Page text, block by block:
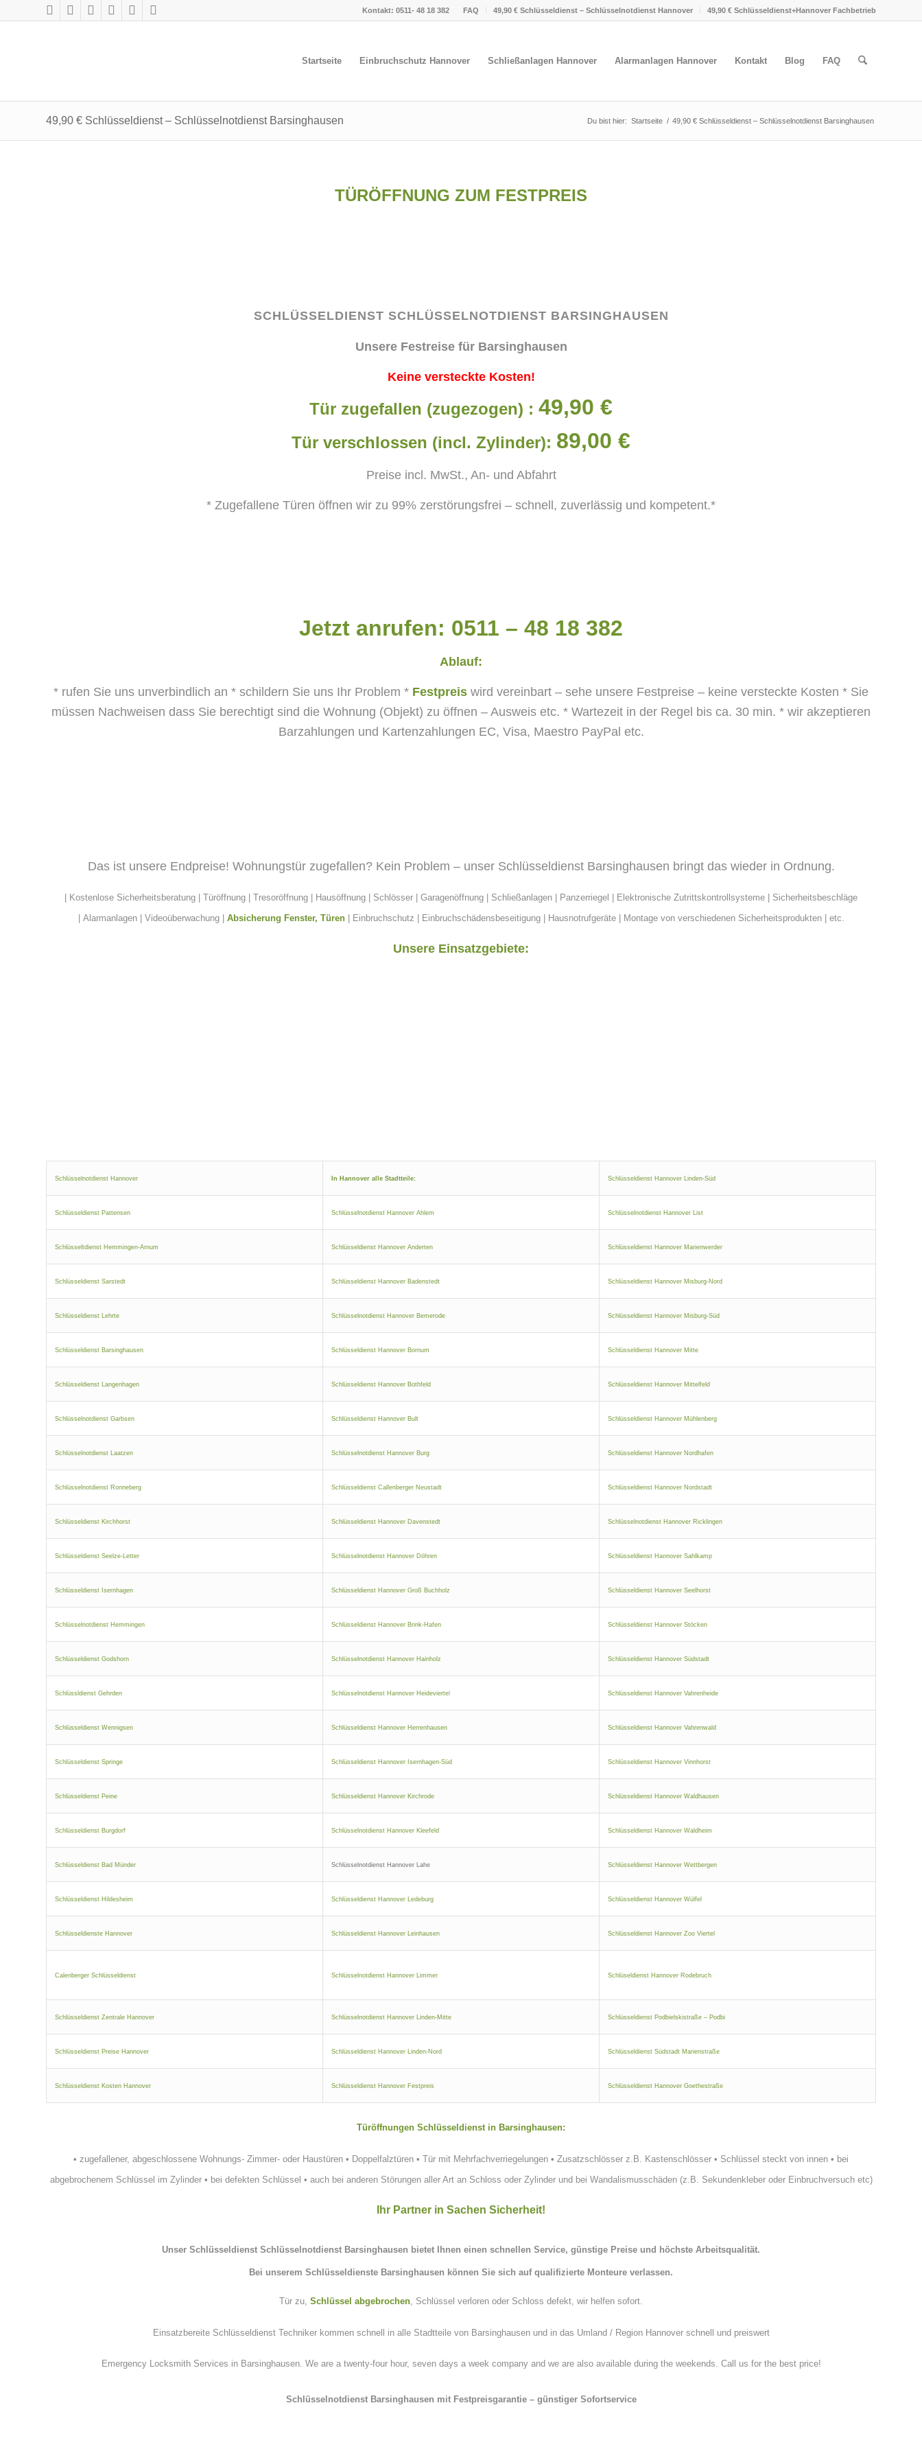
FAQ 49,90 € Schlüsseldienst – Schlüsselnotdienst Hannover 49,90 € Schlüsseldienst+Hannover Fachbetrieb
Kontakt: 0511- 48 18 382
Startseite Einbruchschutz Hannover Schließanlagen Hannover Alarmanlagen Hannover Kontakt Blog FAQ
49,90 € Schlüsseldienst – Schlüsselnotdienst Barsinghausen Du bist hier: Startseite / 49,90 € Schlüsseldienst – Schlüsselnotdienst Barsinghausen
TÜRÖFFNUNG ZUM FESTPREIS
SCHLÜSSELDIENST SCHLÜSSELNOTDIENST BARSINGHAUSEN
Unsere Festreise für Barsinghausen
Keine versteckte Kosten!
Tür zugefallen (zugezogen) : 49,90 €
Tür verschlossen (incl. Zylinder): 89,00 €
Preise incl. MwSt., An- und Abfahrt
* Zugefallene Türen öffnen wir zu 99% zerstörungsfrei – schnell, zuverlässig und kompetent.*
Jetzt anrufen: 0511 – 48 18 382
Ablauf:
* rufen Sie uns unverbindlich an * schildern Sie uns Ihr Problem * Festpreis wird vereinbart – sehe unsere Festpreise – keine versteckte Kosten * Sie
müssen Nachweisen dass Sie berechtigt sind die Wohnung (Objekt) zu öffnen – Ausweis etc. * Wartezeit in der Regel bis ca. 30 min. * wir akzeptieren
Barzahlungen und Kartenzahlungen EC, Visa, Maestro PayPal etc.
Das ist unsere Endpreise! Wohnungstür zugefallen? Kein Problem – unser Schlüsseldienst Barsinghausen bringt das wieder in Ordnung.
| Kostenlose Sicherheitsberatung | Türöffnung | Tresoröffnung | Hausöffnung | Schlösser | Garagenöffnung | Schließanlagen
| Panzerriegel | Elektronische Zutrittskontrollsysteme | Sicherheitsbeschläge
Alarmanlagen | Videoüberwachung | Absicherung Fenster, Türen Einbruchschutz | Einbruchschädensbeseitigung | Hausnotrufgeräte | Montage von verschiedenen Sicherheitsprodukten | etc.
Unsere Einsatzgebiete:
Schlüsselnotdienst Hannover In Hannover alle Stadtteile: Schlüsseldienst Hannover Linden-Süd
Schlüsseldienst Pattensen Schlüsselnotdienst Hannover Ahlem Schlüsselnotdienst Hannover List
Schlüsseltdienst Hemmingen-Arnum Schlüsseldienst Hannover Anderten Schlüsseldienst Hannover Marienwerder
Schlüsseldienst Sarstedt Schlüsseldienst Hannover Badenstedt Schlüsseldienst Hannover Misburg-Nord
Schlüsseldienst Lehrte Schlüsselnotdienst Hannover Bemerode Schlüsseldienst Hannover Misburg-Süd
Schlüsseldienst Barsinghausen Schlüsseldienst Hannover Bornum Schlüsseldienst Hannover Mitte
Schlüsseldienst Langenhagen Schlüsseldienst Hannover Bothfeld Schlüsseldienst Hannover Mittelfeld
Schlüsselnotdienst Garbsen Schlüsseldienst Hannover Bult Schlüsseldienst Hannover Mühlenberg
Schlüsselnotdienst Laatzen Schlüsselnotdienst Hannover Burg Schlüsseldienst Hannover Nordhafen
Schlüsselnotdienst Ronneberg Schlüsseldienst Callenberger Neustadt Schlüsseldienst Hannover Nordstadt
Schlüsseldienst Kirchhorst Schlüsseldienst Hannover Davenstedt Schlüsselnotdienst Hannover Ricklingen
Schlüsseldienst Seelze-Letter Schlüsselnotdienst Hannover Döhren Schlüsseldienst Hannover Sahlkamp
Schlüsseldienst Isernhagen Schlüsseldienst Hannover Groß Buchholz Schlüsseldienst Hannover Seelhorst
Schlüsselnotdienst Hemmingen Schlüsseldienst Hannover Brink-Hafen Schlüsseldienst Hannover Stöcken
Schlüsseldienst Godshorn Schlüsselnotdienst Hannover Hainholz Schlüsseldienst Hannover Südstadt
Schlüssldienst Gehrden Schlüsselnotdienst Hannover Heidevierte Schlüsseldienst Hannover Vahrenheide
Schlüsseldienst Wennigsen Schlüsseldienst Hannover Herrenhausen Schlüsseldienst Hannover Vahrenwald
Schlüsseldienst Springe Schlüsseldienst Hannover Isernhagen-Süd Schlüsseldienst Hannover Vinnhorst
Schlüsseldienst Peine Schlüsseldienst Hannover Kirchrode Schlüsseldienst Hannover Waldhausen
Schlüsseldienst Burgdorf Schlüsselnotdienst Hannover Kleefeld Schlüsseldienst Hannover Waldheim
Schlüsseldienst Bad Münder Schlüsselnotdienst Hannover Lahe Schlüsseldienst Hannover Wettbergen
Schlüsseldienst Hildesheim Schlüsseldienst Hannover Ledeburg Schlüsseldienst Hannover Wülfel
Schlüsseldienste Hannover Schlüsseldienst Hannover Leinhausen Schlüsseldienst Hannover Zoo Viertel
Calenberger Schlüsseldienst Schlüsselnotdienst Hannover Limmer Schlüseldienst Hannover Rodebruch
Schlüsseldienst Zentrale Hannover Schlüsselnotdienst Hannover Linden-Mitte Schlüsseldienst Podbielskistraße – Podbi
Schlüsseldienst Preise Hannover Schlüsseldienst Hannover Linden-Nord Schlüsseldienst Südstadt Marienstraße
Schlüsseldienst Kosten Hannover Schlüsseldienst Hannover Festpreis Schlüsseldienst Hannover Goethestraße
Türöffnungen Schlüsseldienst in Barsinghausen:
• zugefallener, abgeschlossene Wohnungs- Zimmer- oder Haustüren • Doppelfalztüren • Tür mit Mehrfachverriegelungen • Zusatzschlösser z.B. Kastenschlösser • Schlüssel steckt von innen • bei
abgebrochenem Schlüssel im Zylinder • bei defekten Schlüssel • auch bei anderen Störungen aller Art an Schloss oder Zylinder und bei Wandalismusschäden (z.B. Sekundenkleber oder Einbruchversuch etc)
Ihr Partner in Sachen Sicherheit!
Unser Schlüsseldienst Schlüsselnotdienst Barsinghausen bietet Ihnen einen schnellen Service, günstige Preise und höchste Arbeitsqualität.
Bei unserem Schlüsseldienste Barsinghausen können Sie sich auf qualifizierte Monteure verlassen.
Tür zu, Schlüssel abgebrochen, Schlüssel verloren oder Schloss defekt, wir helfen sofort.
Einsatzbereite Schlüsseldienst Techniker kommen schnell in alle Stadtteile von Barsinghausen und in das Umland / Region Hannover schnell und preiswert
Emergency Locksmith Services in Barsinghausen. We are a twenty-four hour, seven days a week company and we are also available during the weekends. Call us for the best price!
Schlüsselnotdienst Barsinghausen mit Festpreisgarantie – günstiger Sofortservice